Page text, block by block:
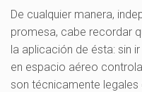
De cualquier manera,
promesa, cabe recordar
la aplicación de ésta: sin
en espacio aéreo
son técnicamente